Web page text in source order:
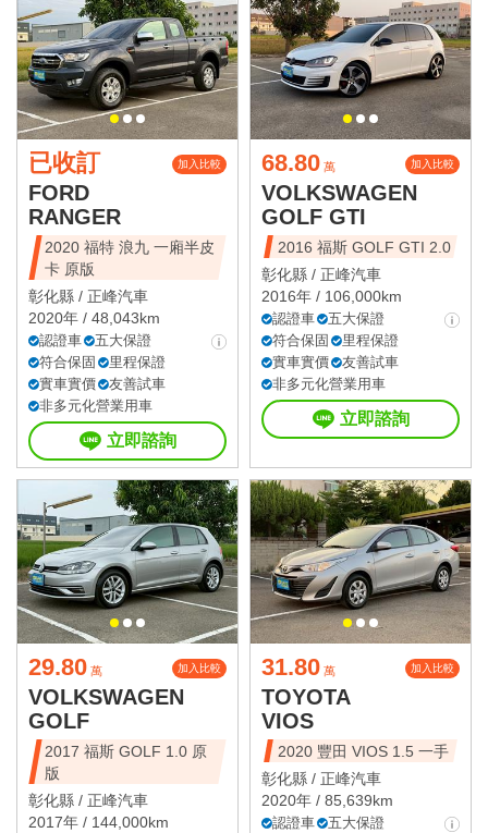
已收訂 加入比較
FORD
RANGER
2020 福特 浪九 一廂半皮
卡 原版
彰化縣 / 正峰汽車
2020年 / 48,043km
認證車
五大保證
符合保固
里程保證
實車實價
友善試車
非多元化營業用車
立即諮詢
68.80 萬 加入比較
VOLKSWAGEN
GOLF GTI
2016 福斯 GOLF GTI 2.0
彰化縣 / 正峰汽車
2016年 / 106,000km
認證車
五大保證
符合保固
里程保證
實車實價
友善試車
非多元化營業用車
立即諮詢
29.80 萬 加入比較
VOLKSWAGEN
GOLF
2017 福斯 GOLF 1.0 原
版
彰化縣 / 正峰汽車
2017年 / 144,000km
31.80 萬 加入比較
TOYOTA
VIOS
2020 豐田 VIOS 1.5 一手
彰化縣 / 正峰汽車
2020年 / 85,639km
認證車
五大保證